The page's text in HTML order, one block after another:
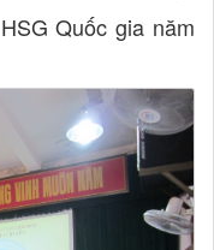
Quốc gia năm